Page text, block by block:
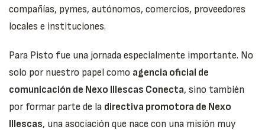
compañías, pymes, autónomos, comercios, proveedores
locales e instituciones.
Para Pisto fue una jornada especialmente importante. No
solo por nuestro papel como agencia oficial de
comunicación de Nexo Illescas Conecta, sino también
por formar parte de la directiva promotora de Nexo
Illescas, una asociación que nace con una misión muy